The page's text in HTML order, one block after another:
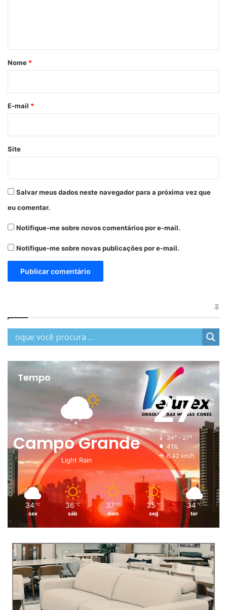
r
*
Nome *
E-mail *
Site
Salvar meus dados neste navegador para a próxima vez que
eu comentar.
Notifique-me sobre novos comentários por e-mail.
Notifique-me sobre novas publicações por e-mail.
Tempo
Campo Grande
Light Rain
27℃
34º - 27º
41%
6.42 km/h
34 ℃
sex
36 ℃
sáb
37 ℃
dom
35 ℃
seg
34 ℃
ter